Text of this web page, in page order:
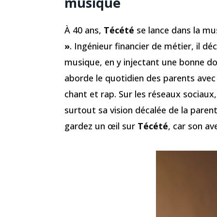
À 40 ans, Técété se lance dans la
». Ingénieur financier de métier, il
musique, en y injectant une bonne
aborde le quotidien des parents
chant et rap. Sur les réseaux
surtout sa vision décalée de la
gardez un œil sur Técété, car son